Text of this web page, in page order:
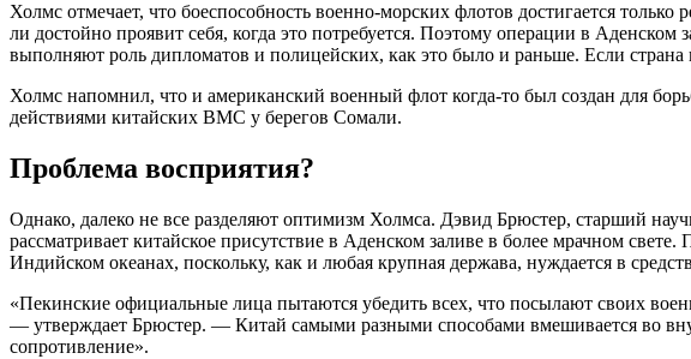
Холмс отмечает, что боеспособность военно-морских флотов достигается
ли достойно проявит себя, когда это потребуется. Поэтому операции в
выполняют роль дипломатов и полицейских, как это было и раньше. Если страна
Холмс напомнил, что и американский военный флот когда-то был создан для
действиями китайских ВМС у берегов Сомали.
Проблема восприятия?
Однако, далеко не все разделяют оптимизм Холмса. Дэвид Брюстер, старший
рассматривает китайское присутствие в Аденском заливе в более мрачном
Индийском океанах, поскольку, как и любая крупная держава, нуждается в
«Пекинские официальные лица пытаются убедить всех, что посылают своих
— утверждает Брюстер. — Китай самыми разными способами вмешивается во
сопротивление».